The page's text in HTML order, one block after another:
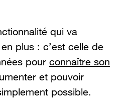
qui va
plus : c’est celle de
pour connaître son
et pouvoir
possible.